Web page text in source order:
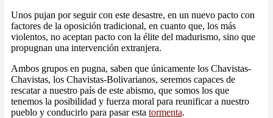
Unos pujan por seguir con este desastre, en un nuevo pacto con
factores de la oposición tradicional, en cuanto que, los más
violentos, no aceptan pacto con la élite del madurismo, sino que
propugnan una intervención extranjera.
Ambos grupos en pugna, saben que únicamente los Chavistas-
Chavistas, los Chavistas-Bolivarianos, seremos capaces de
rescatar a nuestro país de este abismo, que somos los que
tenemos la posibilidad y fuerza moral para reunificar a nuestro
pueblo y conducirlo para pasar esta tormenta.